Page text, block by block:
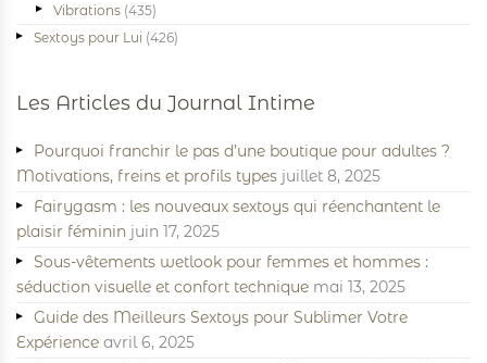
Vibrations (435)
Sextoys pour Lui (426)
Les Articles du Journal Intime
Pourquoi franchir le pas d’une boutique pour adultes ?
Motivations, freins et profils types juillet 8, 2025
Fairygasm : les nouveaux sextoys qui réenchantent le
plaisir féminin juin 17, 2025
Sous-vêtements wetlook pour femmes et hommes :
séduction visuelle et confort technique mai 13, 2025
Guide des Meilleurs Sextoys pour Sublimer Votre
Expérience avril 6, 2025